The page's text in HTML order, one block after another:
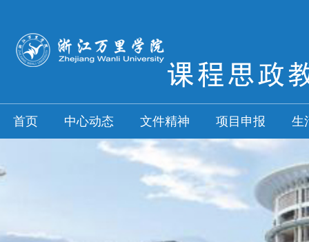
首页 中心动态 文件精神 项目申报 生